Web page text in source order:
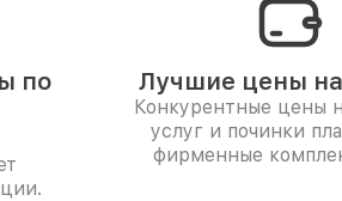
по
Лучшие цены
Конкурентные цены
услуг и починки
фирменные